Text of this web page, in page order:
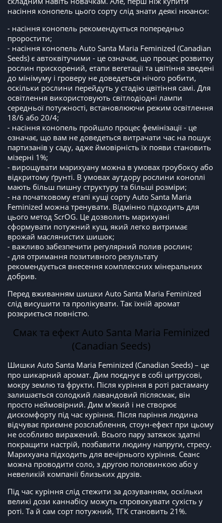
насіння конопель цього сорту слід знати деякі нюанси:
- насіння конопель рекомендується попередньо
проростити;
- насіння конопель Auto Santa Maria Feminized (Canadian
Seeds) є автоквітучими - це означає, що процес розвитку
рослин прискорений, етапи вегетації та цвітіння зведені
до мінімуму і гроверу не доведеться нічого робити,
оскільки рослини перейдуть у стадію цвітіння самі. Для
освітлення використовують світлодіодні лампи
середньої потужності, встановлюючи режим освітлення
18/6 або 20/4;
- насіння конопель пройшло процес фемінізації - це
означає, що вам не доведеться витрачати час на пошук
партизанів у саду, адже ймовірність їх появи становить
мізерні 1%;
- вирощувати марихуану можна в умовах гроубоксу або
відкритому ґрунті. В умовах аутдору рослини коноплі
мають більш пишну структуру та більші розміри;
- на початковому етапі кущі сорту Auto Santa Maria
Feminized можна тренувати. Відмінно підходить для
цього метод ScrOG. Це дозволить марихуані
сформувати потужний кущ, який легко витримає
врожай маслянистих шишок;
- важливо забезпечити регулярний полив рослин;
- для отримання позитивного результату
рекомендується внесення комплексних мінеральних
добрив.
Перед вживанням шишки Auto Santa Maria Feminized
слід висушити та пролікувати. Так їхній аромат
розкриється повністю.
Смак та ефект Auto Santa Maria Feminized
(Canadian Seeds)
Шишки Auto Santa Maria Feminized (Canadian Seeds) – це
про шикарний аромат. Дим поєднує в собі цитрусові,
мокру землю та фрукти. Після куріння в роті растаману
залишається солодкий лавандовий післясмак, він
просто неймовірний. Дим м'який і не створює
дискомфорту під час куріння. Після паріння людина
відчуває приємне розслаблення, стоун-ефект при цьому
не особливо виражений. Всього пару затяжок здатні
покращити настрій, позбавити людину напруги, стресу.
Марихуана підходить для вечірнього куріння. Сеанс
можна проводити соло, з другою половинкою або у
невеликій компанії близьких друзів.
Під час куріння слід стежити за дозуванням, оскільки
великі дози каннабісу можуть спровокувати сухість у
роті. Та й сам сорт потужний, ТГК становить 21%.